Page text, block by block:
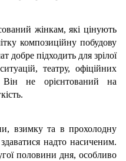
жінкам, які цінують
композиційну побудову
добре підходить для зрілої
театру, офіційних
Він не орієнтований на
взимку та в прохолодну
надто насиченим.
половини дня, особливо